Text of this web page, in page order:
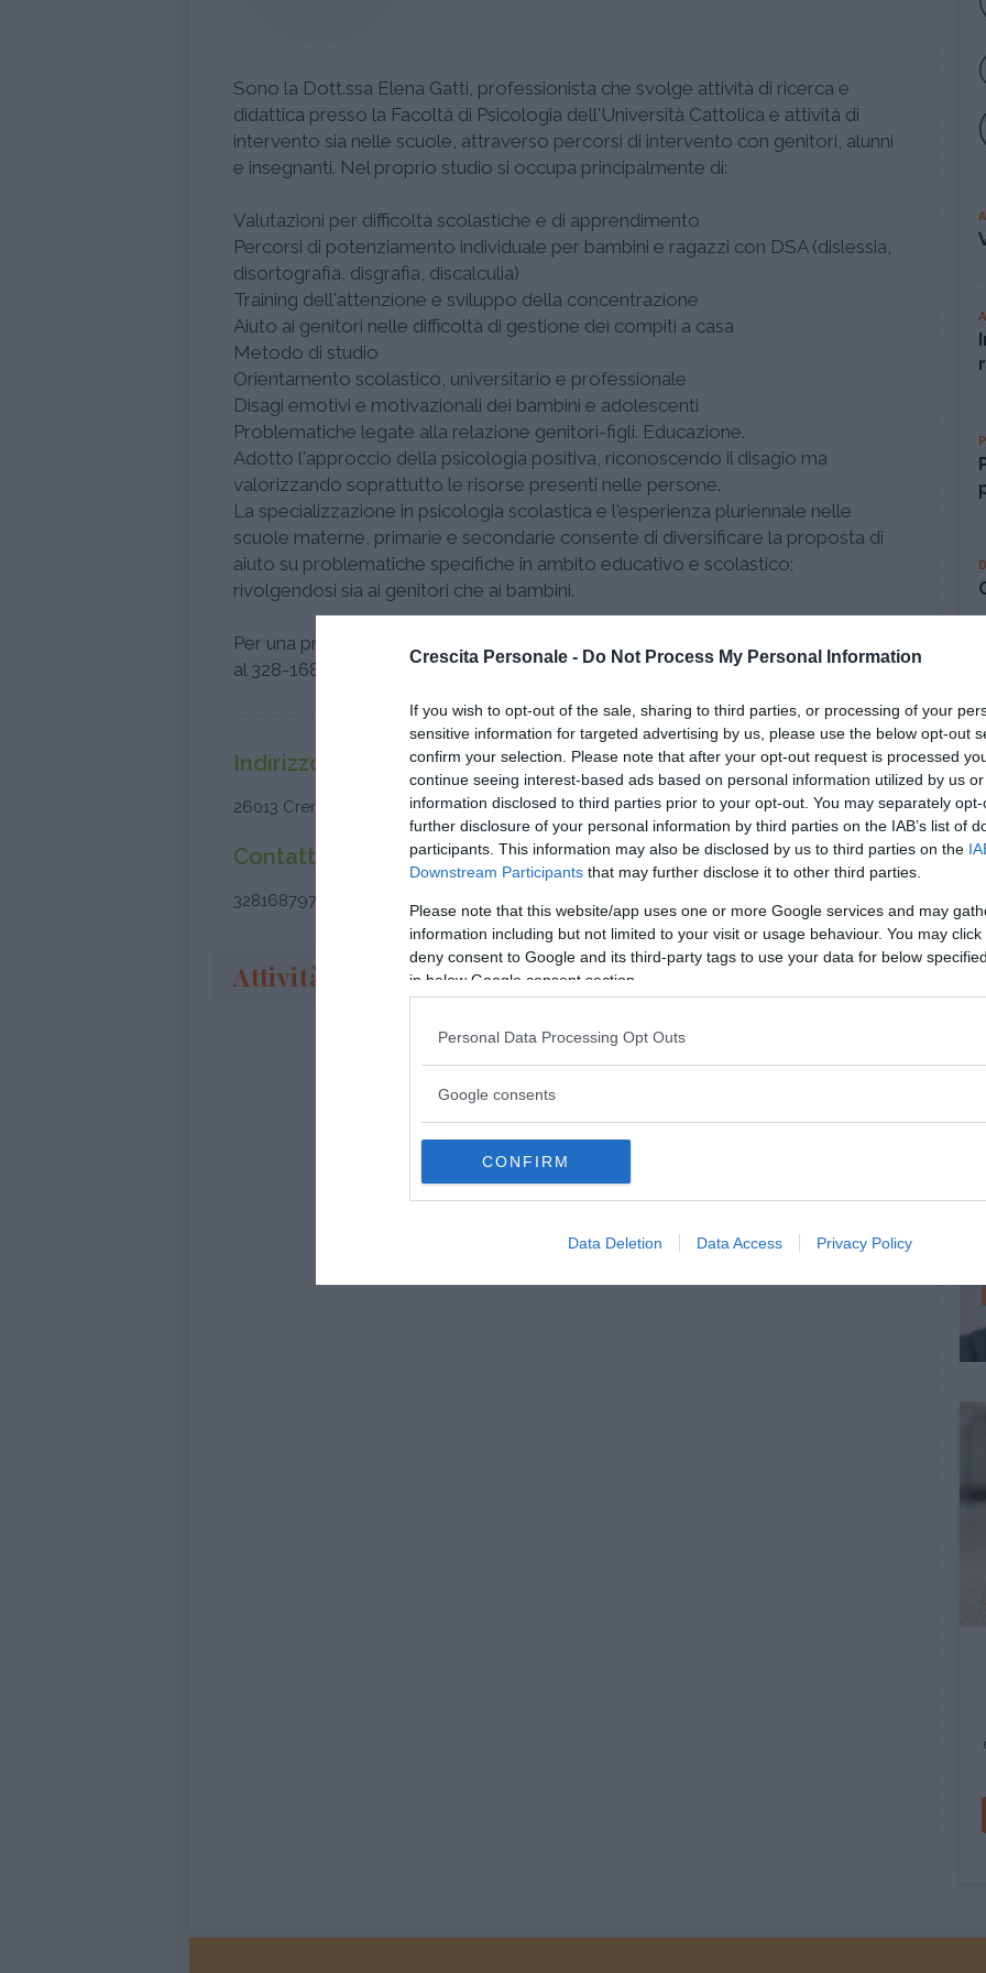
Crescita Personale - Do Not Process My Personal Information
If you wish to opt-out of the sale, sharing to third parties, or processing of your
sensitive information for targeted advertising by us, please use the below opt-out
confirm your selection. Please note that after your opt-out request is processed
continue seeing interest-based ads based on personal information utilized by us
information disclosed to third parties prior to your opt-out. You may separately
further disclosure of your personal information by third parties on the IAB’s list of
participants. This information may also be disclosed by us to third parties on the
Downstream Participants that may further disclose it to other third parties.
Please note that this website/app uses one or more Google services and may
information including but not limited to your visit or usage behaviour. You may
deny consent to Google and its third-party tags to use your data for below
in below Google consent section.
Personal Data Processing Opt Outs
Google consents
CONFIRM
Data Deletion Data Access Privacy Policy
Sono la Dott.ssa Elena Gatti, professionista che svolge attività di ricerca e
didattica presso la Facoltà di Psicologia dell'Università Cattolica e attività di
intervento sia nelle scuole, attraverso percorsi di intervento con genitori, alunni
e insegnanti. Nel proprio studio si occupa principalmente di:
Valutazioni per difficoltà scolastiche e di apprendimento
Percorsi di potenziamento individuale per bambini e ragazzi con DSA (dislessia,
disortografia, disgrafia, discalculia)
Training dell'attenzione e sviluppo della concentrazione
Aiuto ai genitori nelle difficoltà di gestione dei compiti a casa
Metodo di studio
Orientamento scolastico, universitario e professionale
Disagi emotivi e motivazionali dei bambini e adolescenti
Problematiche legate alla relazione genitori-figli. Educazione.
Adotto l'approccio della psicologia positiva, riconoscendo il disagio ma
valorizzando soprattutto le risorse presenti nelle persone.
La specializzazione in psicologia scolastica e l'esperienza pluriennale nelle
scuole materne, primarie e secondarie consente di diversificare la proposta di
aiuto su problematiche specifiche in ambito educativo e scolastico;
rivolgendosi sia ai genitori che ai bambini.
Per una prima conoscenza e definizione della richiesta, non esitate a chiamarmi
al 328-1687979!
Indirizzo
26013 Crema (Cremona) - Lombardia
Contatti
3281687979
Attività